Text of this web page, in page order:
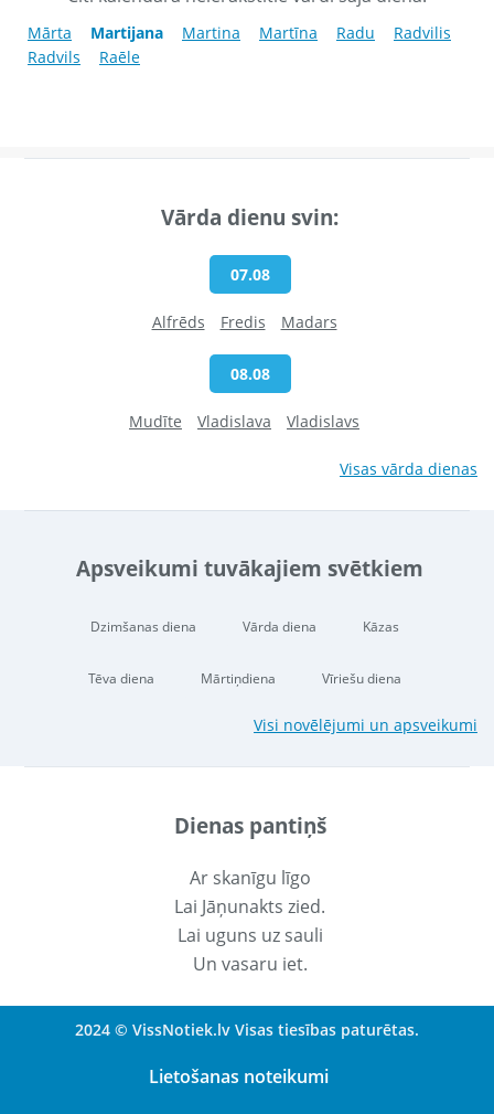
Mārta Martijana Martina Martīna Radu
Radvilis
Radvils
Raēle
Vārda dienu svin:
07.08
Alfrēds Fredis Madars
08.08
Mudīte Vladislava Vladislavs
Visas vārda dienas
Apsveikumi tuvākajiem svētkiem
Dzimšanas diena Vārda diena Kāzas
Tēva diena Mārtiņdiena Vīriešu diena
Visi novēlējumi un apsveikumi
Dienas pantiņš
Ar skanīgu līgo
Lai Jāņunakts zied.
Lai uguns uz sauli
Un vasaru iet.
2024 © VissNotiek.lv Visas tiesības paturētas.
Lietošanas noteikumi